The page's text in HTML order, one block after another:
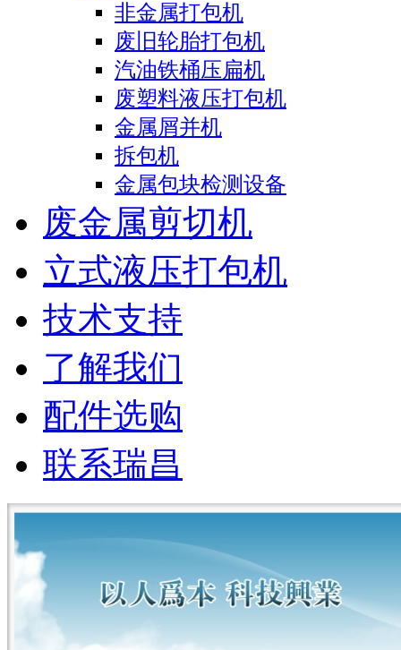
非金属打包机
废旧轮胎打包机
汽油铁桶压扁机
废塑料液压打包机
金属屑并机
拆包机
金属包块检测设备
废金属剪切机
立式液压打包机
技术支持
了解我们
配件选购
联系瑞昌